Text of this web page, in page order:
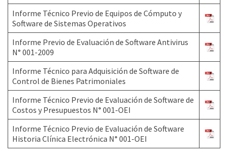
Informe Técnico Previo de Equipos de Cómputo y
Software de Sistemas Operativos
Informe Previo de Evaluación de Software Antivirus
N° 001-2009
Informe Técnico para Adquisición de Software de
Control de Bienes Patrimoniales
Informe Técnico Previo de Evaluación de Software de
Costos y Presupuestos N° 001-OEI
Informe Técnico Previo de Evaluación de Software
Historia Clínica Electrónica N° 001-OEI